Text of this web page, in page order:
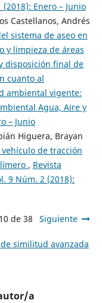
Enero – Junio
Castellanos, Andrés
sistema de aseo en
y limpieza de áreas
disposición final de
cuanto al
ambiental vigente:
Agua, Aire y
– Junio
Higuera, Brayan
de tracción
, Revista
9 Núm. 2 (2018):
de 38 Siguiente
similitud avanzada
a